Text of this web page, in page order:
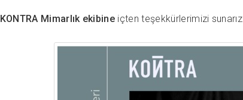
KONTRA Mimarlık ekibine içten teşekkürlerimizi sunarız.